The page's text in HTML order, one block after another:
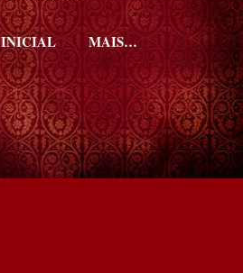
MAIS…
HA VAGAS MOC